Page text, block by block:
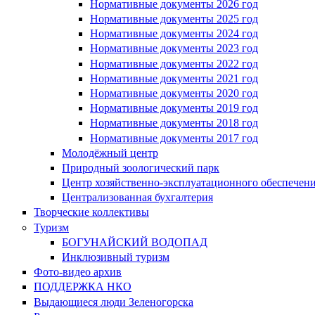
Нормативные документы 2026 год
Нормативные документы 2025 год
Нормативные документы 2024 год
Нормативные документы 2023 год
Нормативные документы 2022 год
Нормативные документы 2021 год
Нормативные документы 2020 год
Нормативные документы 2019 год
Нормативные документы 2018 год
Нормативные документы 2017 год
Молодёжный центр
Природный зоологический парк
Центр хозяйственно-эксплуатационного
Централизованная бухгалтерия
Творческие коллективы
Туризм
БОГУНАЙСКИЙ ВОДОПАД
Инклюзивный туризм
Фото-видео архив
ПОДДЕРЖКА НКО
Выдающиеся люди Зеленогорска